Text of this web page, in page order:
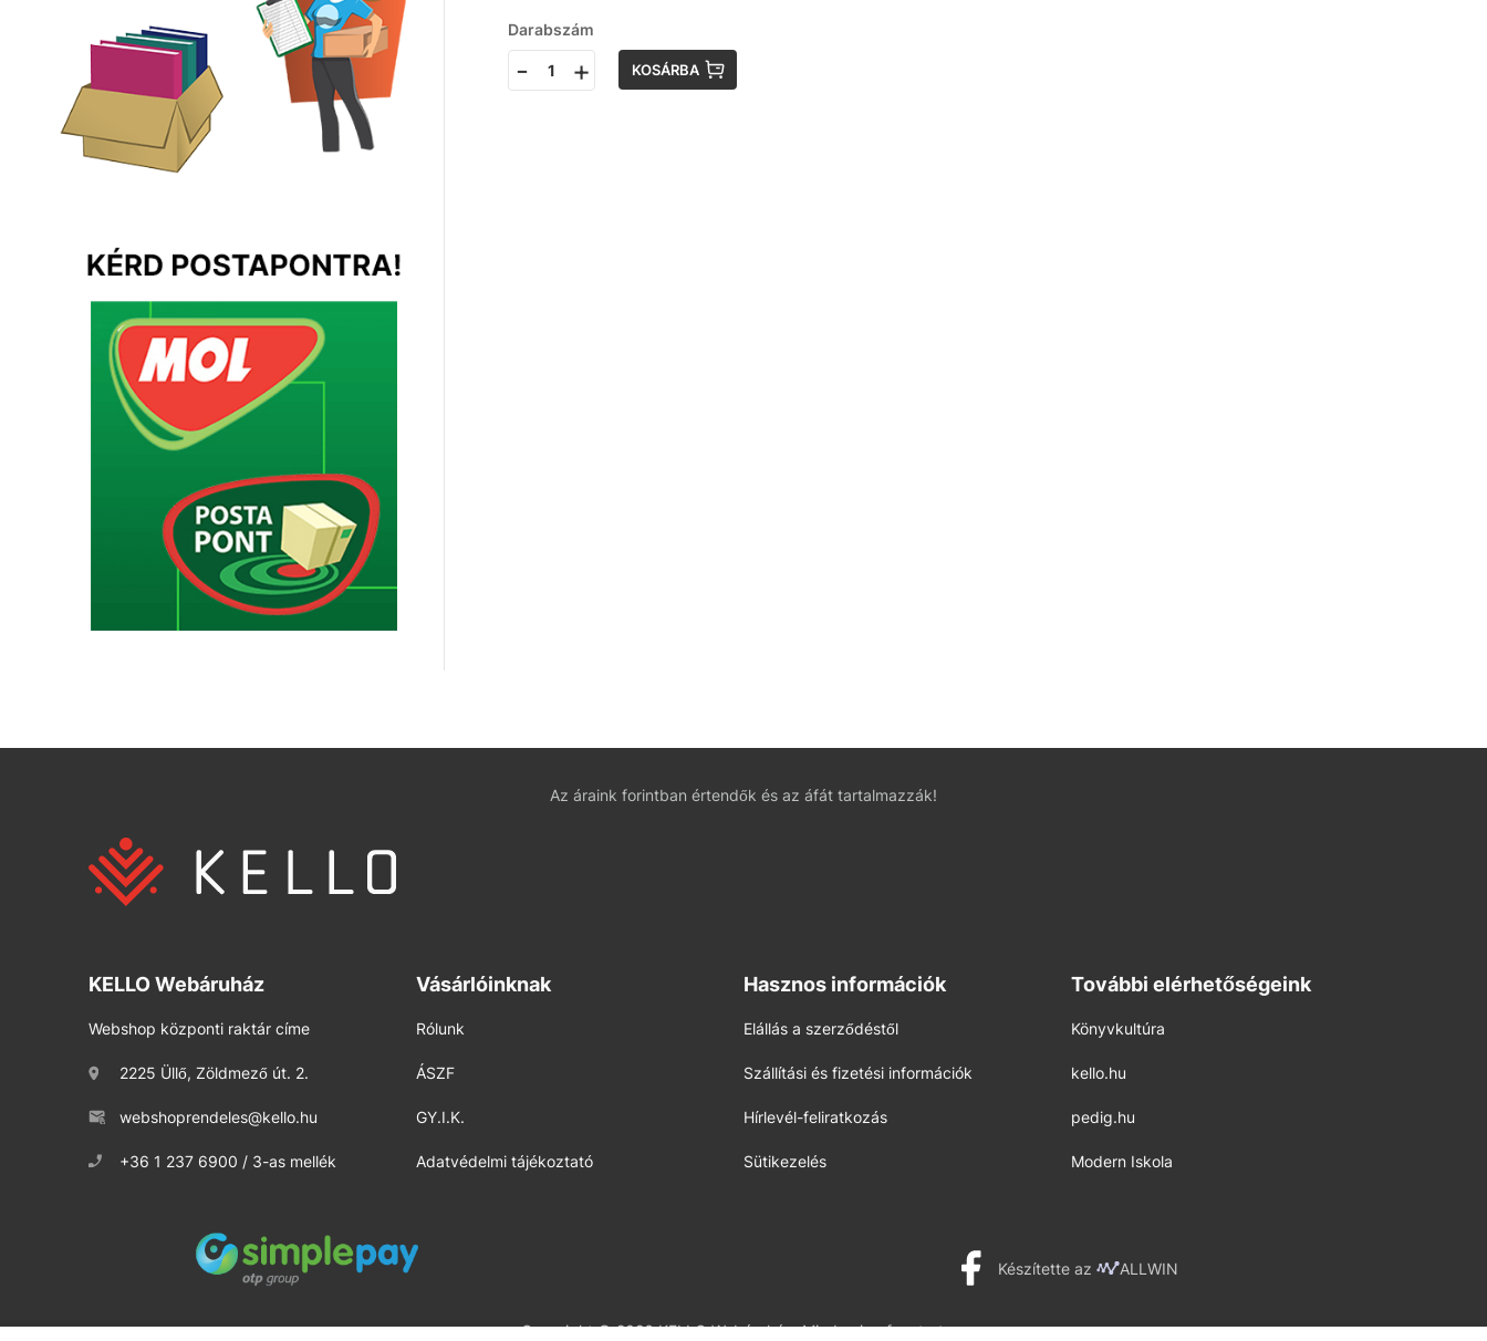
Darabszám
- + KOSÁRBA
Az áraink forintban értendők és az áfát tartalmazzák!
KELLO Webáruház
Webshop központi raktár címe
2225 Üllő, Zöldmező út. 2.
webshoprendeles@kello.hu
+36 1 237 6900 / 3-as mellék
Vásárlóinknak
Rólunk
ÁSZF
GY.I.K.
Adatvédelmi tájékoztató
Hasznos információk
Elállás a szerződéstől
Szállítási és fizetési információk
Hírlevél-feliratkozás
Sütikezelés
További elérhetőségeink
Könyvkultúra
kello.hu
pedig.hu
Modern Iskola
Készítette az ALLWIN
Copyright © 2026 KELLO Webáruház. Minden jog fenntartva.